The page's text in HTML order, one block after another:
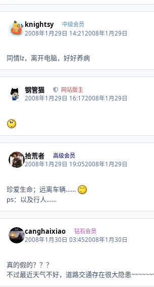
knightsy 中级会员
2008年1月29日 14:212008年1月29日
同情lz，离开电脑，好好养病
钢管猫 网站版主
2008年1月29日 16:172008年1月29日
拾荒者 高级会员
2008年1月29日 19:052008年1月29日
珍爱生命；远离车辆……
ps：以及行人……
canghaixiao 钻石会员
2008年1月30日 03:452008年1月30日
真的假的？？？
不过最近天气不好，道路交通存在很大隐患